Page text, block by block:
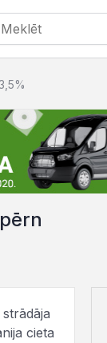
cieta